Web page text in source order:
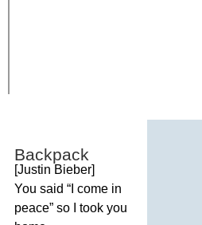
Backpack
[Justin Bieber]
You said “ come in
peace” so took you